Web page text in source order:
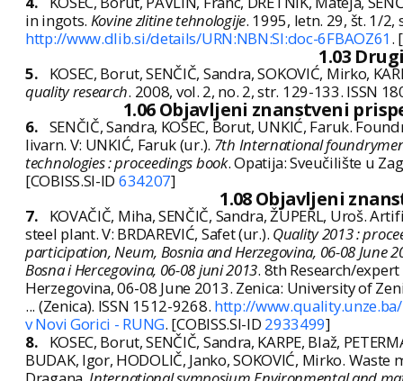
in ingots. Kovine zlitine tehnologije. 1995, letn. 29, št. 1/2,
http://www.dlib.si/details/URN:NBN:SI:doc-6FBAOZ61.
1.03
5.
KOSEC, Borut, SENČIČ, Sandra, SOKOVIĆ, Mirko,
quality research. 2008, vol. 2, no. 2, str. 129-133. ISSN
1.06 Objavljeni znanstveni
6. SENČIČ, Sandra, KOSEC, Borut, UNKIĆ, Faruk.
livarn. V: UNKIĆ, Faruk (ur.). 7th International
technologies : proceedings book. Opatija: Sveučilište u
[COBISS.SI-ID 634207]
1.08 Objavljeni
7.
KOVAČIČ, Miha, SENČIČ, Sandra, ŽUPERL, Uroš.
steel plant. V: BRDAREVIĆ, Safet (ur.). Quality 2013 :
participation, Neum, Bosnia and Herzegovina, 06-08 June
Bosna i Hercegovina, 06-08 juni 2013. 8th Research/
Herzegovina, 06-08 June 2013. Zenica: University of
... (Zenica). ISSN 1512-9268. http://
v Novi Gorici - RUNG. [COBISS.SI-ID 2933499]
8.
KOSEC, Borut, SENČIČ, Sandra, KARPE, Blaž,
BUDAK, Igor, HODOLIČ, Janko, SOKOVIĆ, Mirko.